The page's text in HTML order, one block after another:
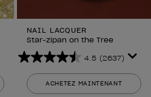
NAIL LACQUER
Star-zipan on the Tree
4.5 (2637)
4.5
sur
5
ACHETEZ MAINTENANT